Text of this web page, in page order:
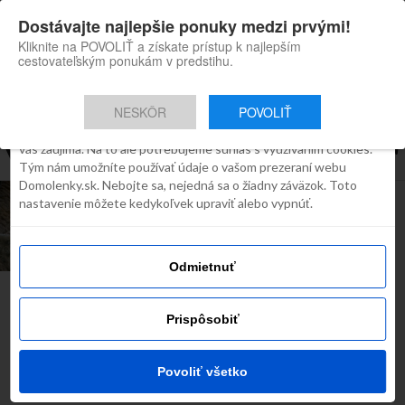
Domolenky appka
Skvelé tipy na cestovanie po
Slovensku
Inštaluj
Všetky príspevky týkajúce sa "vranka"
ZOO
Najčítanejšie dnes
Súhlas Detaily O cookies
Robíme všetko preto, aby sme vám zobrazovali iba obsah, ktorý
vás zaujíma. Na to ale potrebujeme súhlas s využívaním cookies.
Tým nám umožníte používať údaje o vašom prezeraní webu
Domolenky.sk. Nebojte sa, nejedná sa o žiadny záväzok. Toto
nastavenie môžete kedykoľvek upraviť alebo vypnúť.
Odmietnuť
Prispôsobiť
Povoliť všetko
Dostávajte najlepšie ponuky medzi prvými!
Kliknite na POVOLIŤ a získate prístup k najlepším
cestovateľským ponukám v predstihu.
NESKÔR POVOLIŤ